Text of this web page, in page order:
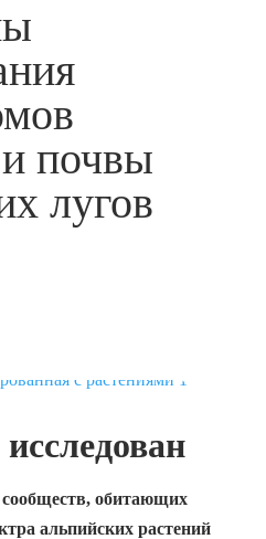
почвы
лугов
обитающих
альпийских растений